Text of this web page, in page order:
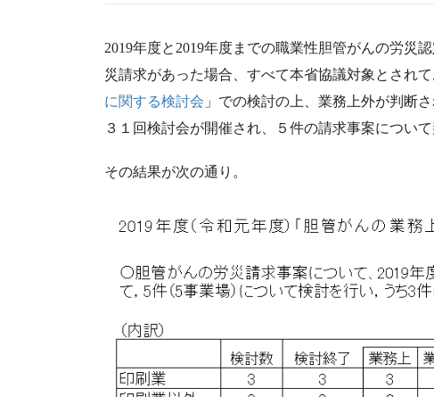
2019年度と2019年度までの職業性胆管がんの労災
災請求があった場合、すべて本省協議対象とされて
に関する検討会 」での検討の上、業務上外が判断
３１回検討会が開催され、５件の請求事案について
その結果が次の通り。